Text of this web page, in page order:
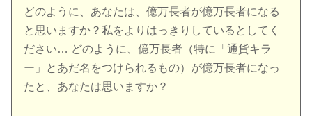
どのように、あなたは、億万長者が億万長者になる
と思いますか？私をよりはっきりしているとしてく
ださい… どのように、億万長者（特に「通貨キラ
ー」とあだ名をつけられるもの）が億万長者になっ
たと、あなたは思いますか？